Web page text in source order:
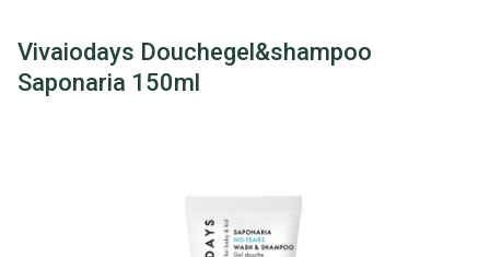
Vivaiodays Douchegel&shampoo
Saponaria 150ml